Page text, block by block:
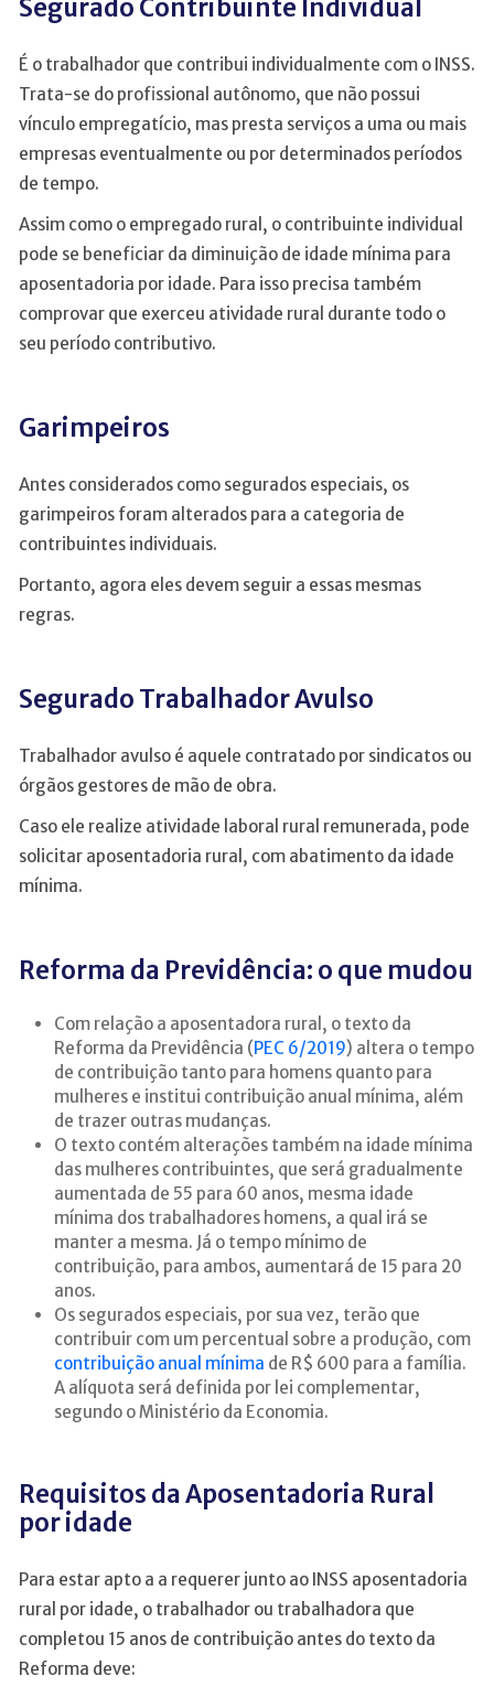
Segurado Contribuinte Individual
É o trabalhador que contribui individualmente com o INSS.
Trata-se do profissional autônomo, que não possui
vínculo empregatício, mas presta serviços a uma ou mais
empresas eventualmente ou por determinados períodos
de tempo.
Assim como o empregado rural, o contribuinte individual
pode se beneficiar da diminuição de idade mínima para
aposentadoria por idade. Para isso precisa também
comprovar que exerceu atividade rural durante todo o
seu período contributivo.
Garimpeiros
Antes considerados como segurados especiais, os
garimpeiros foram alterados para a categoria de
contribuintes individuais.
Portanto, agora eles devem seguir a essas mesmas
regras.
Segurado Trabalhador Avulso
Trabalhador avulso é aquele contratado por sindicatos ou
órgãos gestores de mão de obra.
Caso ele realize atividade laboral rural remunerada, pode
solicitar aposentadoria rural, com abatimento da idade
mínima.
Reforma da Previdência: o que mudou
Com relação a aposentadora rural, o texto da
Reforma da Previdência (PEC 6/2019) altera o tempo
de contribuição tanto para homens quanto para
mulheres e institui contribuição anual mínima, além
de trazer outras mudanças.
O texto contém alterações também na idade mínima
das mulheres contribuintes, que será gradualmente
aumentada de 55 para 60 anos, mesma idade
mínima dos trabalhadores homens, a qual irá se
manter a mesma. Já o tempo mínimo de
contribuição, para ambos, aumentará de 15 para 20
anos.
Os segurados especiais, por sua vez, terão que
contribuir com um percentual sobre a produção, com
contribuição anual mínima de R$ 600 para a família.
A alíquota será definida por lei complementar,
segundo o Ministério da Economia.
Requisitos da Aposentadoria Rural
por idade
Para estar apto a a requerer junto ao INSS aposentadoria
rural por idade, o trabalhador ou trabalhadora que
completou 15 anos de contribuição antes do texto da
Reforma deve: